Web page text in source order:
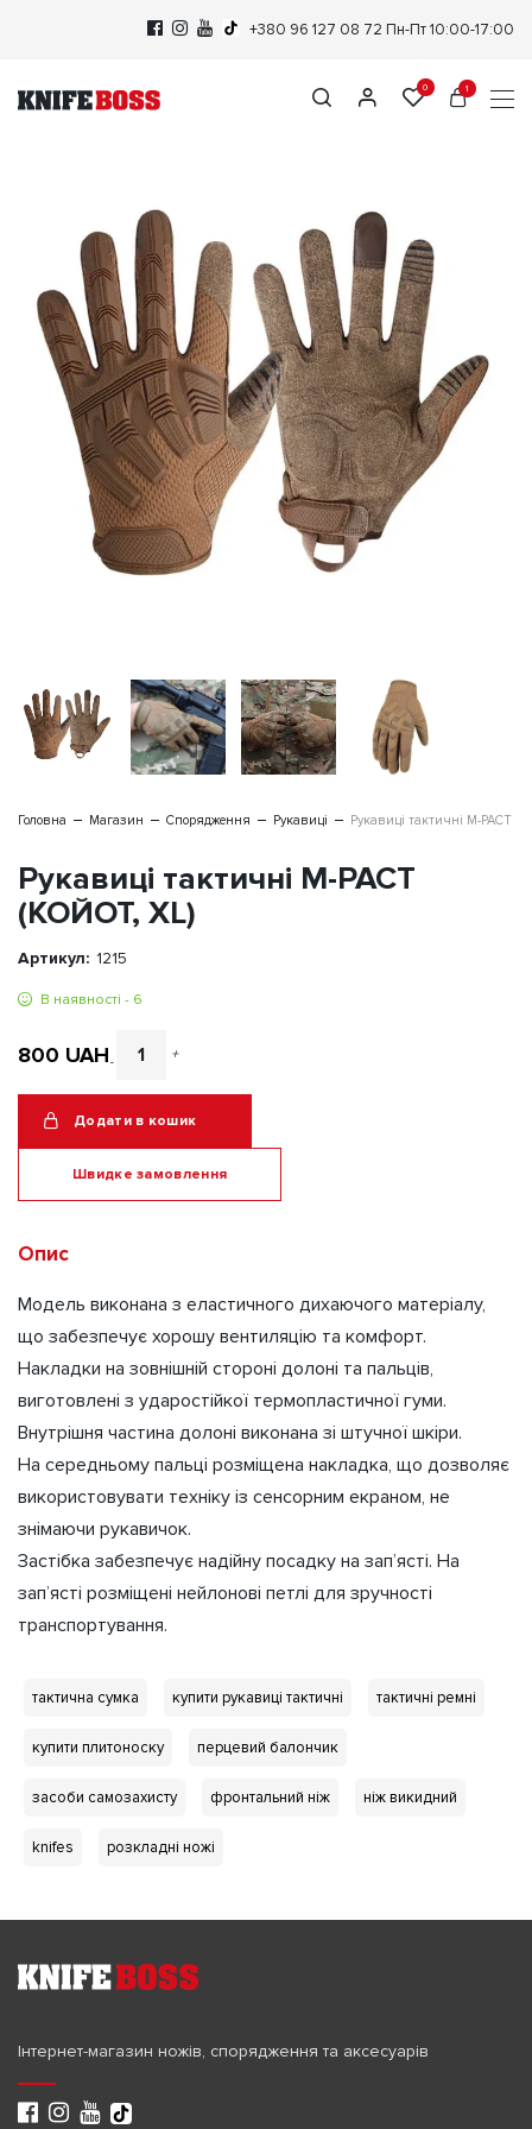
+380 96 127 08 72 Пн-Пт 10:00-17:00
0 1
Головна Магазин Спорядження Рукавиці Рукавиці тактичні M-PACT
Рукавиці тактичні M-PACT
(КОЙОТ, XL)
Артикул: 1215
В наявності - 6
800 UAH-Рукавиці
тактичні
M-
(КОЙОТ,
+
Додати в кошик
Швидке замовлення
Опис
Модель виконана з еластичного дихаючого матеріалу,
що забезпечує хорошу вентиляцію та комфорт.
Накладки на зовнішній стороні долоні та пальців,
виготовлені з ударостійкої термопластичної гуми.
Внутрішня частина долоні виконана зі штучної шкіри.
На середньому пальці розміщена накладка, що дозволяє
використовувати техніку із сенсорним екраном, не
знімаючи рукавичок.
Застібка забезпечує надійну посадку на зап’ясті. На
зап’ясті розміщені нейлонові петлі для зручності
транспортування.
тактична сумка купити рукавиці тактичні тактичні ремні
купити плитоноску перцевий балончик
засоби самозахисту фронтальний ніж ніж викидний
knifes розкладні ножі
Інтернет-магазин ножів, спорядження та аксесуарів